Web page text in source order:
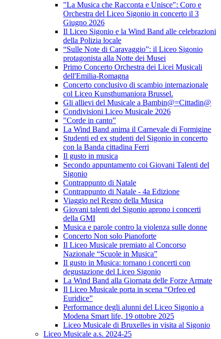
"La Musica che Racconta e Unisce": Coro e
Orchestra del Liceo Sigonio in concerto il 3
Giugno 2026
Il Liceo Sigonio e la Wind Band alle celebrazioni
della Polizia locale
“Sulle Note di Caravaggio”: il Liceo Sigonio
protagonista alla Notte dei Musei
Primo Concerto Orchestra dei Licei Musicali
dell'Emilia-Romagna
Concerto conclusivo di scambio internazionale
col Liceo Kunsthumaniora Brussel.
Gli allievi del Musicale a Bambin@=Cittadin@
Condivisioni Liceo Musicale 2026
"Corde in canto”
La Wind Band anima il Carnevale di Formigine
Studenti ed ex studenti del Sigonio in concerto
con la Banda cittadina Ferri
Il gusto in musica
Secondo appuntamento coi Giovani Talenti del
Sigonio
Contrappunto di Natale
Contrappunto di Natale - 4a Edizione
Viaggio nel Regno della Musica
Giovani talenti del Sigonio aprono i concerti
della GMI
Musica e parole contro la violenza sulle donne
Concerto Non solo Pianoforte
Il Liceo Musicale premiato al Concorso
Nazionale “Scuole in Musica”
Il gusto in Musica: tornano i concerti con
degustazione del Liceo Sigonio
La Wind Band alla Giornata delle Forze Armate
Il Liceo Musicale porta in scena “Orfeo ed
Euridice”
Performance degli alunni del Liceo Sigonio a
Modena Smart life, 19 ottobre 2025
Liceo Musicale di Bruxelles in visita al Sigonio
Liceo Musicale a.s. 2024-25